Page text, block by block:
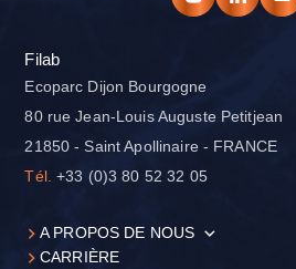
Filab
Ecoparc Dijon Bourgogne
80 rue Jean-Louis Auguste Petitjean
21850 - Saint Apollinaire - FRANCE
Tél. +33 (0)3 80 52 32 05
A PROPOS DE NOUS
CARRIÈRE